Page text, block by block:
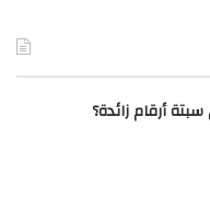
أرقام زائدة؟